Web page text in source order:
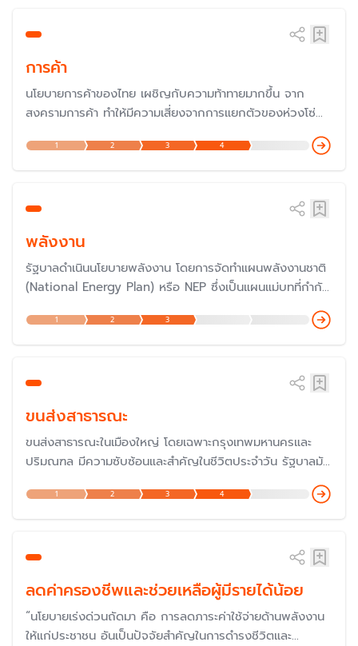
การค้า
นโยบายการค้าของไทย เผชิญกับความท้าทายมากขึ้น จาก
สงครามการค้า ทำให้มีความเสี่ยงจากการแยกตัวของห่วงโซ่
อุปทานโลก ซึ่งทำให้ไทยต้องดำเนินนโยบายเป็นกลางและประสาน
ผลประโยชน์ระหว่างประเทศให้เหมาะสม
1 2 3 4
พลังงาน
รัฐบาลดำเนินนโยบายพลังงาน โดยการจัดทำแผนพลังงานชาติ
(National Energy Plan) หรือ NEP ซึ่งเป็นแผนแม่บทที่กำกับ
ทิศทางการพัฒนานโยบายพลังงานของประเทศ โดยมีผู้รับผิด
ชอบคือ สำนักงานนโยบายและแผนพลังงาน (สนพ.) กระทรวง
พลังงาน ประกอบไปด้วยแผนพลังงานอีก 5 แผน คือ แผน
Plan
1 2 3
ขนส่งสาธารณะ
ขนส่งสาธารณะในเมืองใหญ่ โดยเฉพาะกรุงเทพมหานครและ
ปริมณฑล มีความซับซ้อนและสำคัญในชีวิตประจำวัน รัฐบาลมัก
จะมีมาตรการช่วยเหลือค่าโดยสารสำหรับประชาชน โดยเฉพาะค่า
โดยสารรถไฟฟ้าที่มีคนใช้จำนวนมากในแต่ละวัน แต่ค่าโดยสาร
ค่อนข้างสูง
1 2 3 4
ลดค่าครองชีพและช่วยเหลือผู้มีรายได้น้อย
“นโยบายเร่งด่วนถัดมา คือ การลดภาระค่าใช้จ่ายด้านพลังงาน
ให้แก่ประชาชน อันเป็นปัจจัยสำคัญในการดำรงชีวิตและ